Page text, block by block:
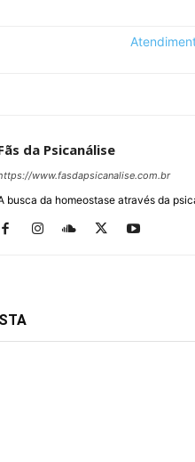
da Psicanálise
www.fasdapsicanalise.com.br
busca da homeostase através da